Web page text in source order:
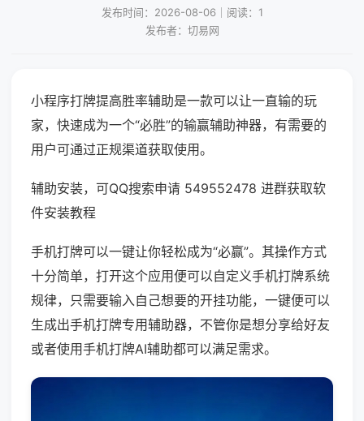
发布时间：2026-08-06｜阅读：1
发布者：切易网
小程序打牌提高胜率辅助是一款可以让一直输的玩
家，快速成为一个“必胜”的输赢辅助神器，有需要的
用户可通过正规渠道获取使用。
辅助安装，可QQ搜索申请 549552478 进群获取软
件安装教程
手机打牌可以一键让你轻松成为“必赢”。其操作方式
十分简单，打开这个应用便可以自定义手机打牌系统
规律，只需要输入自己想要的开挂功能，一键便可以
生成出手机打牌专用辅助器，不管你是想分享给好友
或者使用手机打牌AI辅助都可以满足需求。